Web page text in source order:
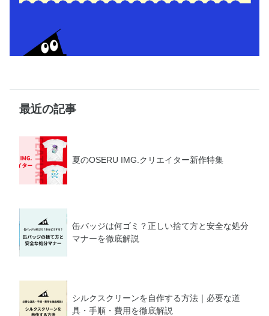
最近の記事
夏のOSERU IMG.クリエイター新作特集
缶バッジは何ゴミ？正しい捨て方と安全な処分
マナーを徹底解説
シルクスクリーンを自作する方法｜必要な道
具・手順・費用を徹底解説